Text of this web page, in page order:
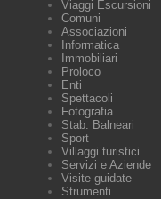
Viaggi Escursioni
Comuni
Associazioni
Informatica
Immobiliari
Proloco
Enti
Spettacoli
Fotografia
Stab. Balneari
Sport
Villaggi turistici
Servizi e Aziende
Visite guidate
Strumenti